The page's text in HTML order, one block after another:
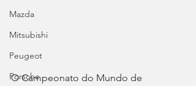
Mazda
Mitsubishi
Peugeot
Porsche
O Campeonato do Mundo de